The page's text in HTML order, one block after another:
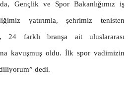
Gençlik ve Spor Bakanlığımız iş
yatırımla, şehrimiz tenisten
24 farklı branşa ait uluslararası
kavuşmuş oldu. İlk spor vadimizin
diliyorum” dedi.